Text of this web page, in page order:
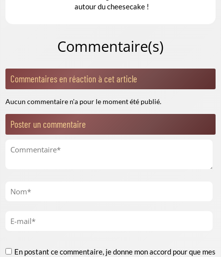
autour du cheesecake !
Commentaire(s)
Commentaires en réaction à cet article
Aucun commentaire n'a pour le moment été publié.
Poster un commentaire
En postant ce commentaire, je donne mon accord pour que mes